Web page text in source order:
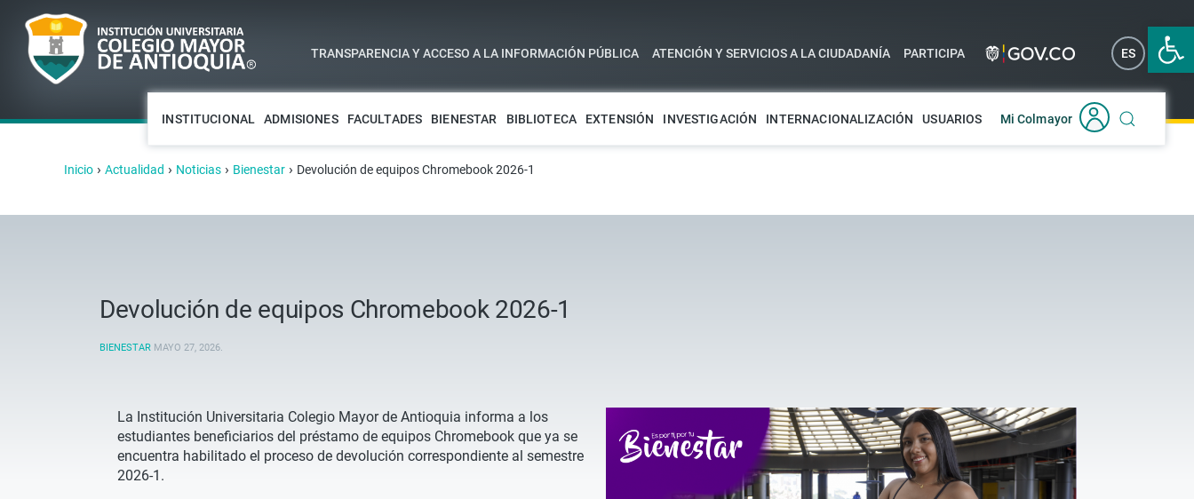
Abrir
TRANSPARENCIA Y ACCESO A LA INFORMACIÓN PÚBLICA ATENCIÓN Y SERVICIOS A LA CIUDADANÍA PARTICIPA ES EN
INSTITUCIONAL ADMISIONES FACULTADES BIENESTAR BIBLIOTECA EXTENSIÓN INVESTIGACIÓN INTERNACIONALIZACIÓN USUARIOS Mi Colmayor
Inicio › Actualidad › Noticias › Bienestar › Devolución de equipos Chromebook 2026-1
Devolución de equipos Chromebook 2026-1
BIENESTAR MAYO 27, 2026.
La Institución Universitaria Colegio Mayor de Antioquia informa a los
estudiantes beneficiarios del préstamo de equipos Chromebook que ya se
encuentra habilitado el proceso de devolución correspondiente al semestre
2026-1.